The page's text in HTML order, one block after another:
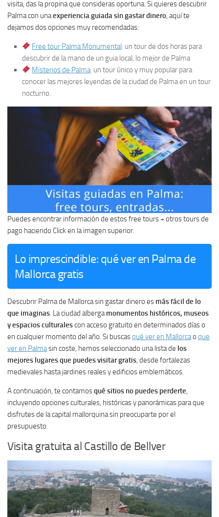
visita, das la propina que consideras oportuna. Si quieres descubrir
Palma con unaexperiencia guiada sin gastar dinero , aquí te
dejamos dos opciones muy recomendadas:
Free tour Palma Monumental: un tour de dos horas para
descubrir de la mano de un guia local, lo mejor de Palma
Misterios de Palma: un tour único y muy popular para
conocer las mejores leyendas de la ciudad de Palma en un tour
nocturno.
Puedes encontrar información de estos free tours + otros tours de
pago haciendo Click en la imagen superior.
Lo imprescindible: qué ver en Palma de
Mallorca gratis
Descubrir Palma de Mallorca sin gastar dinero es más fácil de lo
que imaginas . La ciudad alberga monumentos históricos, museos
y espacios culturalescon acceso gratuito en determinados días o
en cualquier momento del año. Si buscasqué ver en Mallorcao que
ver en Palmasin coste, hemos seleccionado una lista de los
mejores lugares que puedes visitar gratis , desde fortalezas
medievales hasta jardines reales y edificios emblemáticos.
A continuación, te contamosqué sitios no puedes perderte
incluyendo opciones culturales, históricas y panorámicas para que
disfrutes de la capital mallorquina sin preocuparte por el
presupuesto.
Visita gratuita al Castillo de Bellver